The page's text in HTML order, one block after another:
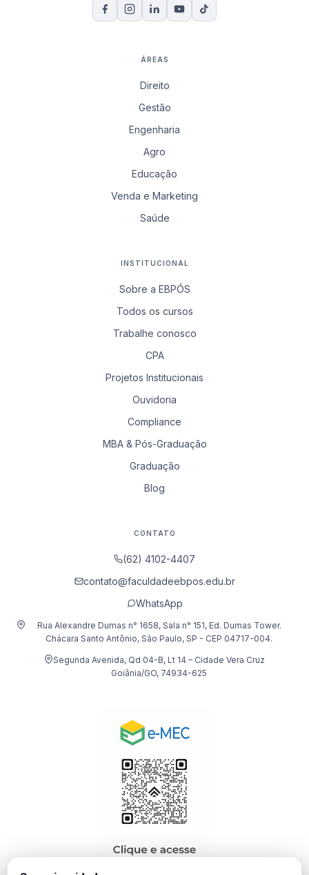
ÁREAS
Direito
Gestão
Engenharia
Agro
Educação
Venda e Marketing
Saúde
INSTITUCIONAL
Sobre a EBPÓS
Todos os cursos
Trabalhe conosco
CPA
Projetos Institucionais
Ouvidoria
Compliance
MBA & Pós-Graduação
Graduação
Blog
CONTATO
(62) 4102-4407
contato@faculdadeebpos.edu.br
WhatsApp
Rua Alexandre Dumas n° 1658, Sala n° 151, Ed. Dumas Tower.
Chácara Santo Antônio, São Paulo, SP - CEP 04717-004.
Segunda Avenida, Qd 04-B, Lt 14 – Cidade Vera Cruz
Goiânia/GO, 74934-625